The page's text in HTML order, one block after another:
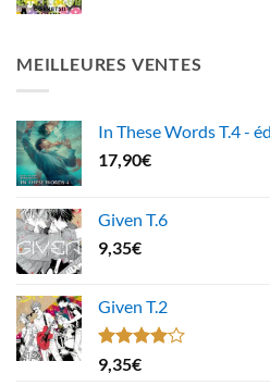
MEILLEURES VENTES
In These Words T.4 -
17,90€
Given T.6
9,35€
Given T.2
Note
4.00
9,35€